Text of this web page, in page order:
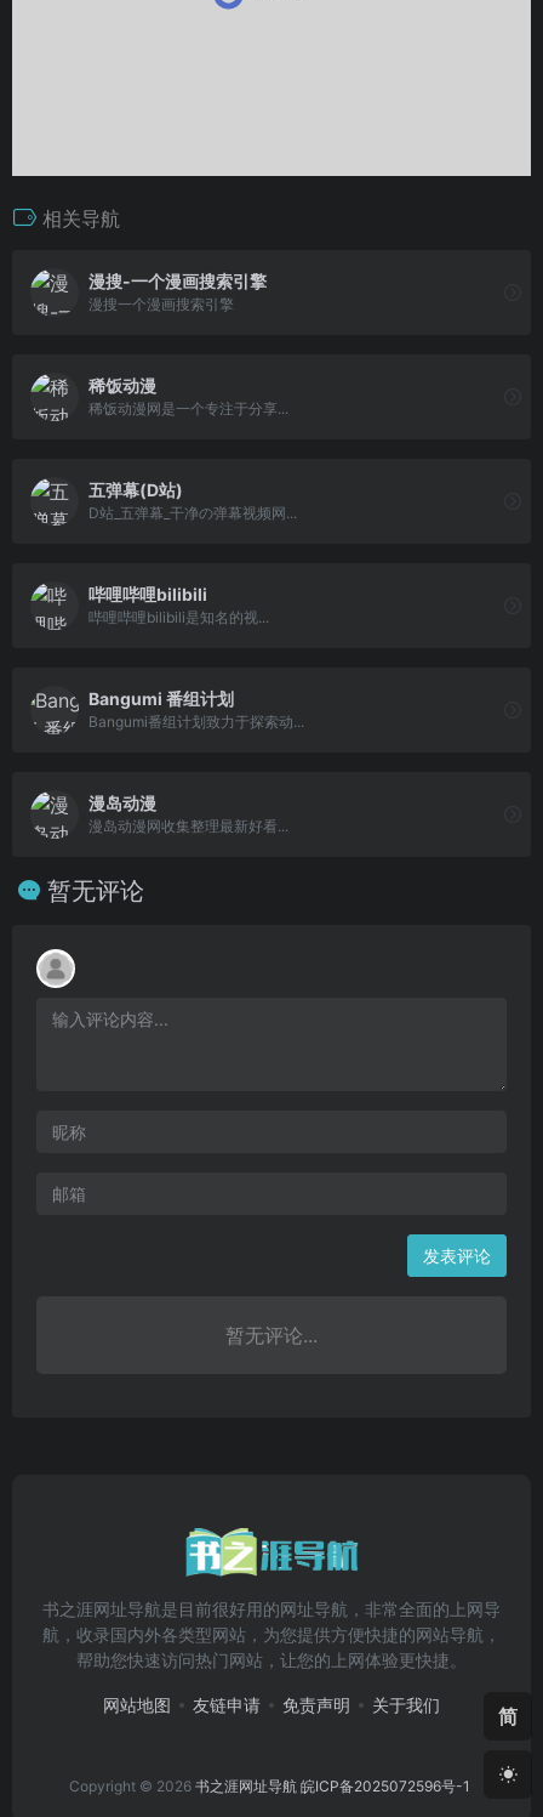
相关导航
漫搜-一个漫画搜索引擎
漫搜一个漫画搜索引擎
稀饭动漫
稀饭动漫网是一个专注于分享...
五弹幕(D站)
D站_五弹幕_干净の弹幕视频网...
哔哩哔哩bilibili
哔哩哔哩bilibili是知名的视...
Bangumi 番组计划
Bangumi番组计划致力于探索动...
漫岛动漫
漫岛动漫网收集整理最新好看...
暂无评论
发表评论
暂无评论...
书之涯网址导航是目前很好用的网址导航，非常全面的上网导
航，收录国内外各类型网站，为您提供方便快捷的网站导航，
帮助您快速访问热门网站，让您的上网体验更快捷。
网站地图 友链申请 免责声明 关于我们
Copyright © 2026 书之涯网址导航 皖ICP备2025072596号-1
简